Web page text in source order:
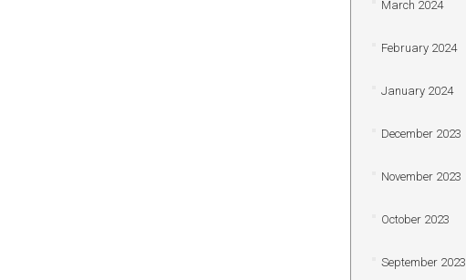
March 2024
February 2024
January 2024
December 2023
November 2023
October 2023
September 2023